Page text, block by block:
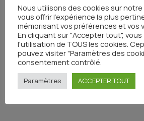
MOOC Oncogériatrie – Cancer
personnes âgées : mieux
spécificités pour mieux prendre
Publié le 17 mai 2024
Nous utilisons des cookies sur
vous offrir l'expérience la plus
mémorisant vos préférences et vos
En cliquant sur "Accepter tout",
l'utilisation de TOUS les cookies.
pouvez visiter "Paramètres des
consentement contrôlé.
Paramètres ACCEPTER TOUT